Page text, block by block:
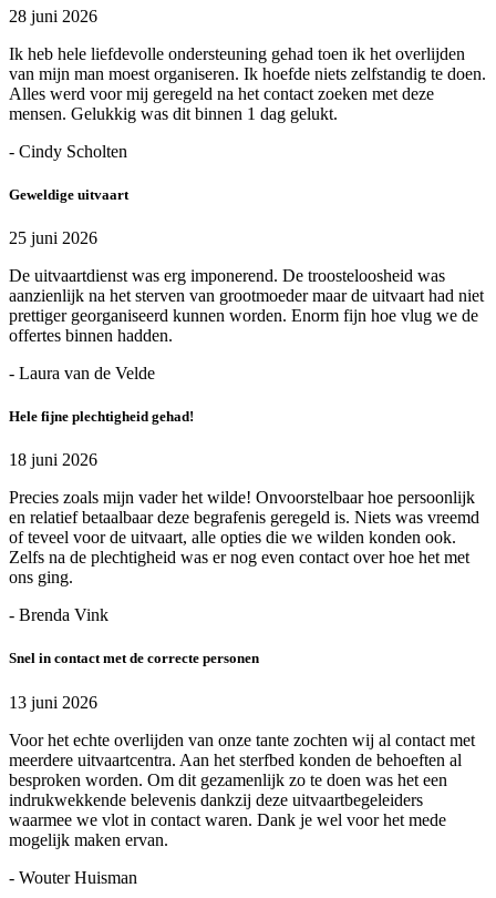
28 juni 2026
Ik heb hele liefdevolle ondersteuning gehad toen ik het overlijden
van mijn man moest organiseren. Ik hoefde niets zelfstandig te doen.
Alles werd voor mij geregeld na het contact zoeken met deze
mensen. Gelukkig was dit binnen 1 dag gelukt.
- Cindy Scholten
Geweldige uitvaart
25 juni 2026
De uitvaartdienst was erg imponerend. De troosteloosheid was
aanzienlijk na het sterven van grootmoeder maar de uitvaart had niet
prettiger georganiseerd kunnen worden. Enorm fijn hoe vlug we de
offertes binnen hadden.
- Laura van de Velde
Hele fijne plechtigheid gehad!
18 juni 2026
Precies zoals mijn vader het wilde! Onvoorstelbaar hoe persoonlijk
en relatief betaalbaar deze begrafenis geregeld is. Niets was vreemd
of teveel voor de uitvaart, alle opties die we wilden konden ook.
Zelfs na de plechtigheid was er nog even contact over hoe het met
ons ging.
- Brenda Vink
Snel in contact met de correcte personen
13 juni 2026
Voor het echte overlijden van onze tante zochten wij al contact met
meerdere uitvaartcentra. Aan het sterfbed konden de behoeften al
besproken worden. Om dit gezamenlijk zo te doen was het een
indrukwekkende belevenis dankzij deze uitvaartbegeleiders
waarmee we vlot in contact waren. Dank je wel voor het mede
mogelijk maken ervan.
- Wouter Huisman